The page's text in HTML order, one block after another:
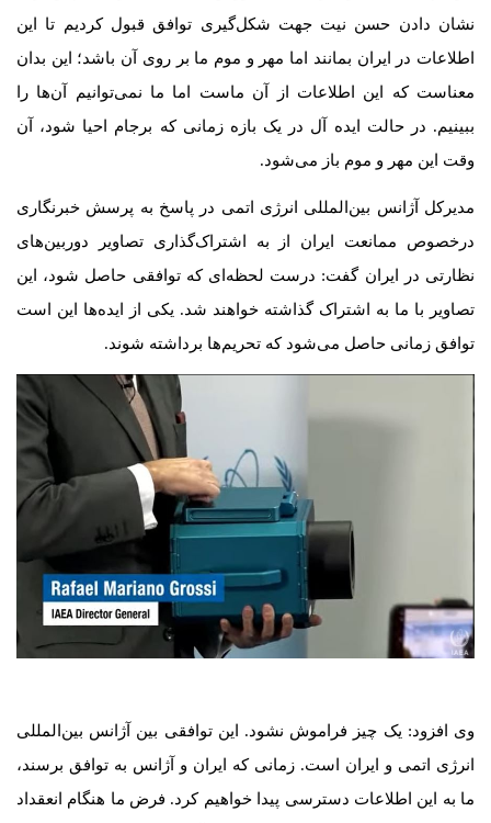
نشان دادن حسن نیت جهت شکل‌گیری توافق قبول کردیم تا این
اطلاعات در ایران بمانند اما مهر و موم ما بر روی آن باشد؛ این بدان
معناست که این اطلاعات از آن ماست اما ما نمی‌توانیم آن‌ها را
ببینیم. در حالت ایده آل در یک بازه زمانی که برجام احیا شود، آن
وقت این مهر و موم باز می‌شود.
مدیرکل آژانس بین‌المللی انرژی اتمی در پاسخ به پرسش خبرنگاری
درخصوص ممانعت ایران از به اشتراک‌گذاری تصاویر دوربین‌های
نظارتی در ایران گفت: درست لحظه‌ای که توافقی حاصل شود، این
تصاویر با ما به اشتراک گذاشته خواهند شد. یکی از ایده‌ها این است
توافق زمانی حاصل می‌شود که تحریم‌ها برداشته شوند.
وی افزود: یک چیز فراموش نشود. این توافقی بین آژانس بین‌المللی
انرژی اتمی و ایران است. زمانی که ایران و آژانس به توافق برسند،
ما به این اطلاعات دسترسی پیدا خواهیم کرد. فرض ما هنگام انعقداد